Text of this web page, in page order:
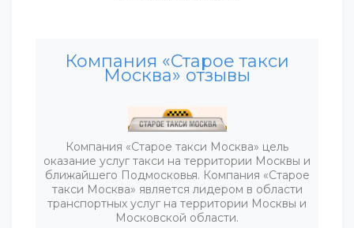
Компания «Старое такси
Москва» отзывы
Компания «Старое такси Москва» цель
оказание услуг такси на территории Москвы и
ближайшего Подмосковья. Компания «Старое
такси Москва» является лидером в области
транспортных услуг на территории Москвы и
Московской области.